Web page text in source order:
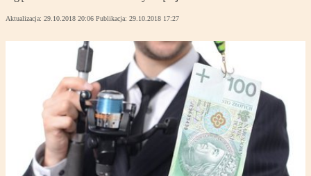
Aktualizacja: 29.10.2018 20:06 Publikacja: 29.10.2018 17:27